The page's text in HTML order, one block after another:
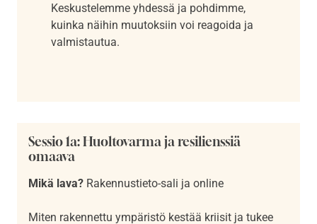
Keskustelemme yhdessä ja pohdimme,
kuinka näihin muutoksiin voi reagoida ja
valmistautua.
Sessio 1a: Huoltovarma ja resilienssiä
omaava
Mikä lava? Rakennustieto-sali ja online
Miten rakennettu ympäristö kestää kriisit ja tukee